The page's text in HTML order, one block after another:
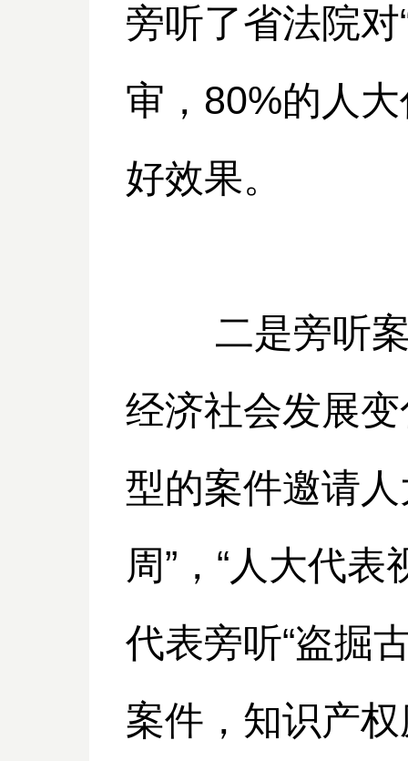
旁听了省法院
审，80%的人
好效果。
二是旁听案
经济社会发展
型的案件邀请
周”，“人大代
代表旁听“盗掘
案件，知识产